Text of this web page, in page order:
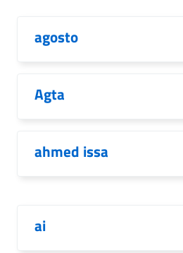
agosto
Agta
ahmed issa
ai